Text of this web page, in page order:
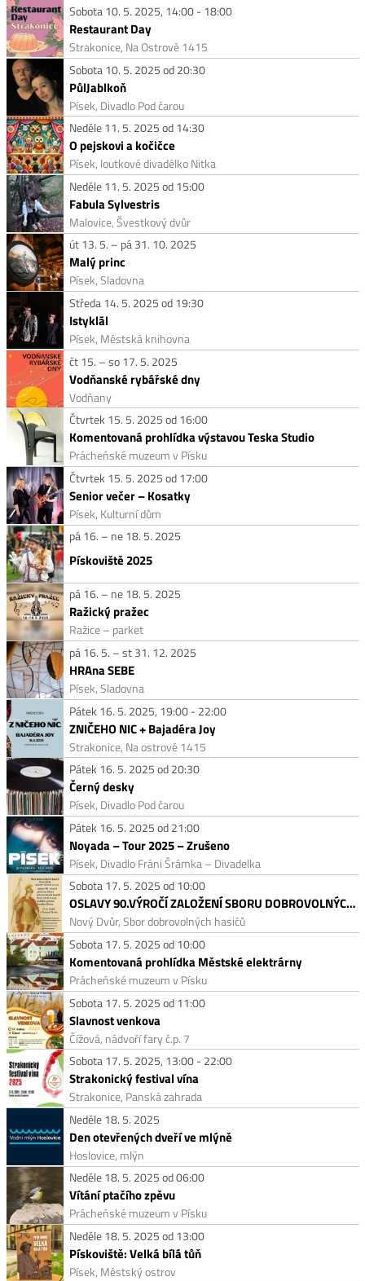
Sobota 10. 5. 2025, 14:00 - 18:00
Restaurant Day
Strakonice, Na Ostrově 1415
Sobota 10. 5. 2025 od 20:30
PůlJablkoň
Písek, Divadlo Pod čarou
Neděle 11. 5. 2025 od 14:30
O pejskovi a kočičce
Písek, loutkové divadélko Nitka
Neděle 11. 5. 2025 od 15:00
Fabula Sylvestris
Malovice, Švestkový dvůr
út 13. 5. – pá 31. 10. 2025
Malý princ
Písek, Sladovna
Středa 14. 5. 2025 od 19:30
Istyklāl
Písek, Městská knihovna
čt 15. – so 17. 5. 2025
Vodňanské rybářské dny
Vodňany
Čtvrtek 15. 5. 2025 od 16:00
Komentovaná prohlídka výstavou Teska Studio
Prácheňské muzeum v Písku
Čtvrtek 15. 5. 2025 od 17:00
Senior večer – Kosatky
Písek, Kulturní dům
pá 16. – ne 18. 5. 2025
Pískoviště 2025
pá 16. – ne 18. 5. 2025
Ražický pražec
Ražice – parket
pá 16. 5. – st 31. 12. 2025
HRAna SEBE
Písek, Sladovna
Pátek 16. 5. 2025, 19:00 - 22:00
ZNIČEHO NIC + Bajadéra Joy
Strakonice, Na ostrově 1415
Pátek 16. 5. 2025 od 20:30
Černý desky
Písek, Divadlo Pod čarou
Pátek 16. 5. 2025 od 21:00
Noyada – Tour 2025 – Zrušeno
Písek, Divadlo Fráni Šrámka – Divadelka
Sobota 17. 5. 2025 od 10:00
OSLAVY 90.VÝROČÍ ZALOŽENÍ SBORU DOBROVOLNÝCH HASIČŮ NOVÝ DVŮR
Nový Dvůr, Sbor dobrovolných hasičů
Sobota 17. 5. 2025 od 10:00
Komentovaná prohlídka Městské elektrárny
Prácheňské muzeum v Písku
Sobota 17. 5. 2025 od 11:00
Slavnost venkova
Čížová, nádvoří fary č.p. 7
Sobota 17. 5. 2025, 13:00 - 22:00
Strakonický festival vína
Strakonice, Panská zahrada
Neděle 18. 5. 2025
Den otevřených dveří ve mlýně
Hoslovice, mlýn
Neděle 18. 5. 2025 od 06:00
Vítání ptačího zpěvu
Prácheňské muzeum v Písku
Neděle 18. 5. 2025 od 13:00
Pískoviště: Velká bílá tůň
Písek, Městský ostrov